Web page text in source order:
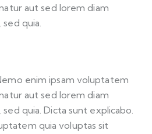
aut sed lorem diam
quia.
enim ipsam voluptatem
aut sed lorem diam
quia. Dicta sunt explicabo.
quia voluptas sit